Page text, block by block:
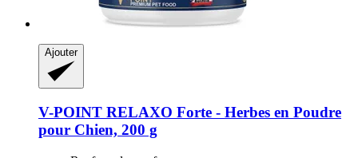
Ajouter
V-POINT RELAXO Forte -​ Herbes en Poudre
pour Chien, 200 g